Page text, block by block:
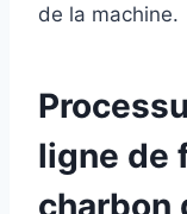
de la machine.
ligne de
charbon